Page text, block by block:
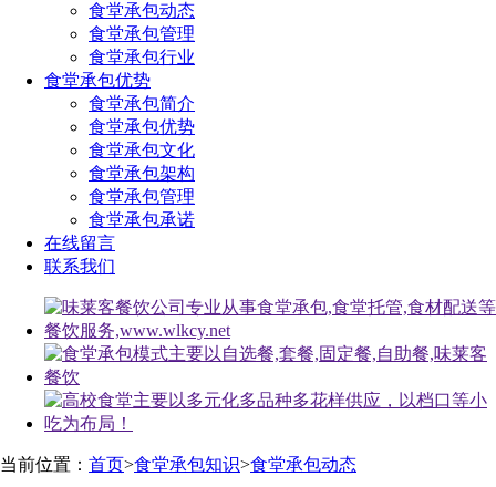
食堂承包动态
食堂承包管理
食堂承包行业
食堂承包优势
食堂承包简介
食堂承包优势
食堂承包文化
食堂承包架构
食堂承包管理
食堂承包承诺
在线留言
联系我们
当前位置： 首页>食堂承包知识>食堂承包动态